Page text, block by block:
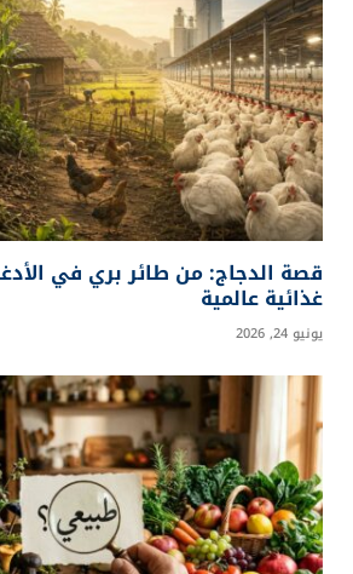
السابق
معالج Hygon C86-5G
الصيني: قوة بـ128 نواة و512
مسار معالجة
التالي
في
بأقدام
نسيبة نور
أحب الكتابة عن كل ما يلامس
أحببتها، علّ كلماتي تكون
وجهتك القادمة.
إعلان